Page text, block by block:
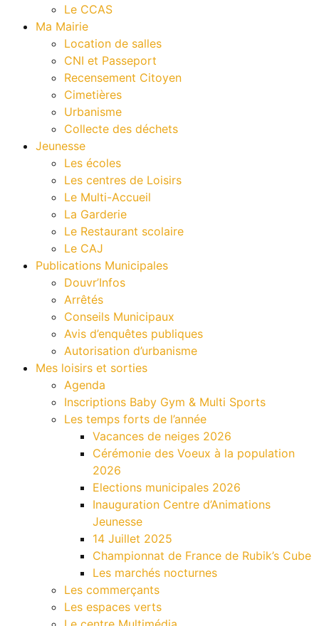
Le CCAS
Ma Mairie
Location de salles
CNI et Passeport
Recensement Citoyen
Cimetières
Urbanisme
Collecte des déchets
Jeunesse
Les écoles
Les centres de Loisirs
Le Multi-Accueil
La Garderie
Le Restaurant scolaire
Le CAJ
Publications Municipales
Douvr’Infos
Arrêtés
Conseils Municipaux
Avis d’enquêtes publiques
Autorisation d’urbanisme
Mes loisirs et sorties
Agenda
Inscriptions Baby Gym & Multi Sports
Les temps forts de l’année
Vacances de neiges 2026
Cérémonie des Voeux à la population
2026
Elections municipales 2026
Inauguration Centre d’Animations
Jeunesse
14 Juillet 2025
Championnat de France de Rubik’s Cube
Les marchés nocturnes
Les commerçants
Les espaces verts